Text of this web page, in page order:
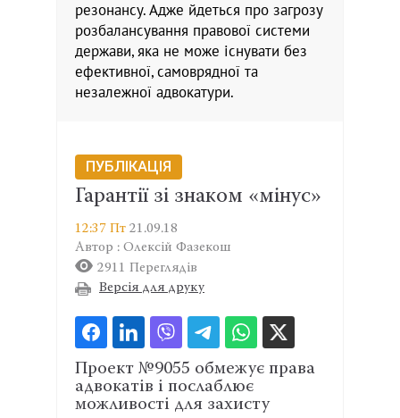
резонансу. Адже йдеться про загрозу
розбалансування правової системи
держави, яка не може існувати без
ефективної, самоврядної та
незалежної адвокатури.
ПУБЛІКАЦІЯ
Гарантії зі знаком «мінус»
12:37 Пт 21.09.18
Автор : Олексій Фазекош
2911 Переглядів
Версія для друку
Проект №9055 обмежує права
адвокатів і послаблює
можливості для захисту